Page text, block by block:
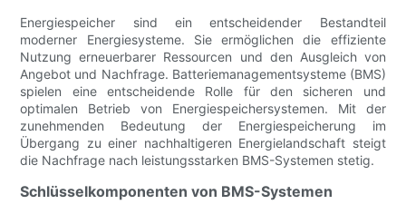
Energiespeicher sind ein entscheidender Bestandteil
moderner Energiesysteme. Sie ermöglichen die effiziente
Nutzung erneuerbarer Ressourcen und den Ausgleich von
Angebot und Nachfrage. Batteriemanagementsysteme (BMS)
spielen eine entscheidende Rolle für den sicheren und
optimalen Betrieb von Energiespeichersystemen. Mit der
zunehmenden Bedeutung der Energiespeicherung im
Übergang zu einer nachhaltigeren Energielandschaft steigt
die Nachfrage nach leistungsstarken BMS-Systemen stetig.
Schlüsselkomponenten von BMS-Systemen